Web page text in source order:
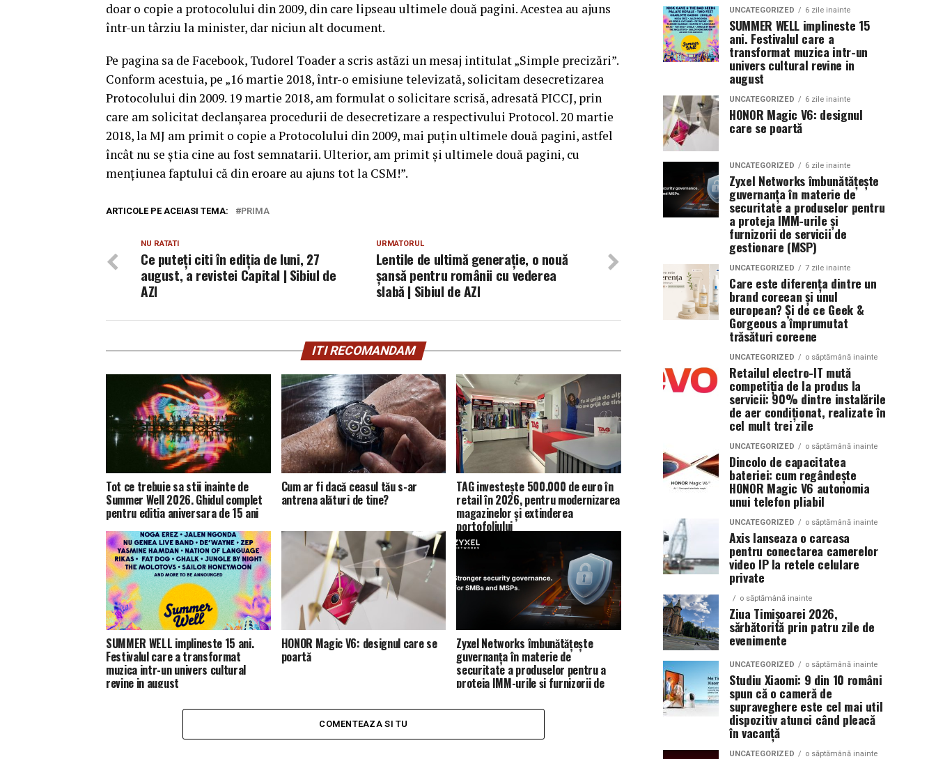
doar o copie a protocolului din 2009, din care lipseau ultimele două pagini. Acestea au ajuns
într-un târziu la minister, dar niciun alt document.
Pe pagina sa de Facebook, Tudorel Toader a scris astăzi un mesaj intitulat „Simple precizări”.
Conform acestuia, pe „16 martie 2018, într-o emisiune televizată, solicitam desecretizarea
Protocolului din 2009. 19 martie 2018, am formulat o solicitare scrisă, adresată PICCJ, prin
care am solicitat declanşarea procedurii de desecretizare a respectivului Protocol. 20 martie
2018, la MJ am primit o copie a Protocolului din 2009, mai puţin ultimele două pagini, astfel
încât nu se ştia cine au fost semnatarii. Ulterior, am primit şi ultimele două pagini, cu
menţiunea faptului că din eroare au ajuns tot la CSM!”.
ARTICOLE PE ACEIASI TEMA: PRIMA
URMATORUL
Lentile de ultimă generație, o nouă
șansă pentru românii cu vederea
slabă | Sibiul de AZI
NU RATATI
Ce puteți citi în ediția de luni, 27
august, a revistei Capital | Sibiul de
AZI
ITI RECOMANDAM
Tot ce trebuie sa stii inainte de
Summer Well 2026. Ghidul complet
pentru editia aniversara de 15 ani
Cum ar fi dacă ceasul tău s-ar
antrena alături de tine?
TAG investește 500.000 de euro în
retail în 2026, pentru modernizarea
magazinelor și extinderea
portofoliului
SUMMER WELL implineste 15 ani.
Festivalul care a transformat
muzica intr-un univers cultural
revine in august
HONOR Magic V6: designul care se
poartă
Zyxel Networks îmbunătățește
guvernanța în materie de
securitate a produselor pentru a
proteja IMM-urile și furnizorii de
COMENTEAZA SI TU
UNCATEGORIZED 6 zile inainte
SUMMER WELL implineste 15
ani. Festivalul care a
transformat muzica intr-un
univers cultural revine in
august
UNCATEGORIZED 6 zile inainte
HONOR Magic V6: designul
care se poartă
UNCATEGORIZED 6 zile inainte
Zyxel Networks îmbunătățește
guvernanța în materie de
securitate a produselor pentru
a proteja IMM-urile și
furnizorii de servicii de
gestionare (MSP)
UNCATEGORIZED 7 zile inainte
Care este diferența dintre un
brand coreean și unul
european? Și de ce Geek &
Gorgeous a împrumutat
trăsături coreene
UNCATEGORIZED o săptămână inainte
Retailul electro-IT mută
competiția de la produs la
servicii: 90% dintre instalările
de aer condiționat, realizate în
cel mult trei zile
UNCATEGORIZED o săptămână inainte
Dincolo de capacitatea
bateriei: cum regândește
HONOR Magic V6 autonomia
unui telefon pliabil
UNCATEGORIZED o săptămână inainte
Axis lanseaza o carcasa
pentru conectarea camerelor
video IP la retele celulare
private
o săptămână inainte
Ziua Timișoarei 2026,
sărbătorită prin patru zile de
evenimente
UNCATEGORIZED o săptămână inainte
Studiu Xiaomi: 9 din 10 români
spun că o cameră de
supraveghere este cel mai util
dispozitiv atunci când pleacă
în vacanță
UNCATEGORIZED o săptămână inainte